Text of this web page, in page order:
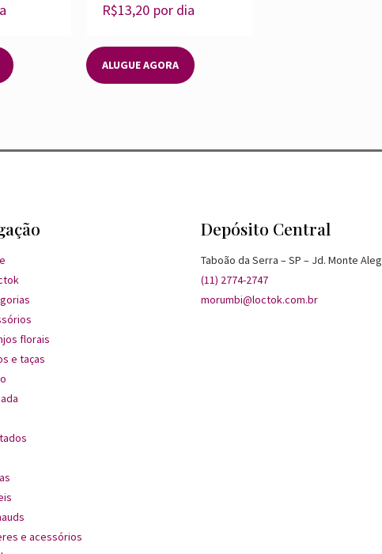
R$13,20 por dia
ALUGUE AGORA
florais
e taças
e acessórios
Depósito Central
Taboão da Serra – SP – Jd. Monte
(11) 2774-2747
morumbi@loctok.com.br